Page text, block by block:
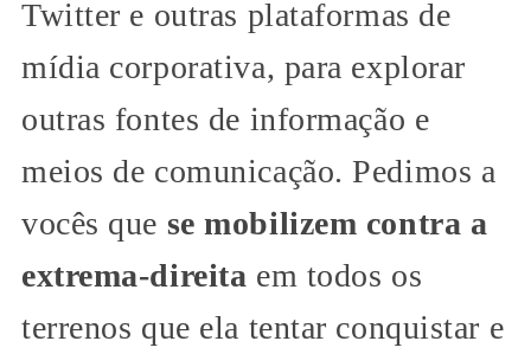
Twitter e outras plataformas de
mídia corporativa, para explorar
outras fontes de informação e
meios de comunicação. Pedimos a
vocês que se mobilizem contra a
extrema-direita em todos os
terrenos que ela tentar conquistar e